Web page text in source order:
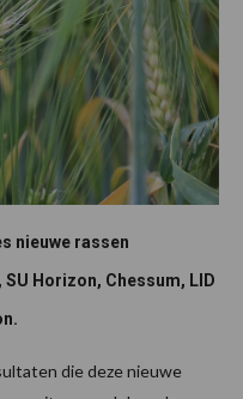
nieuwe rassen
Horizon, Chessum, LID
die deze nieuwe